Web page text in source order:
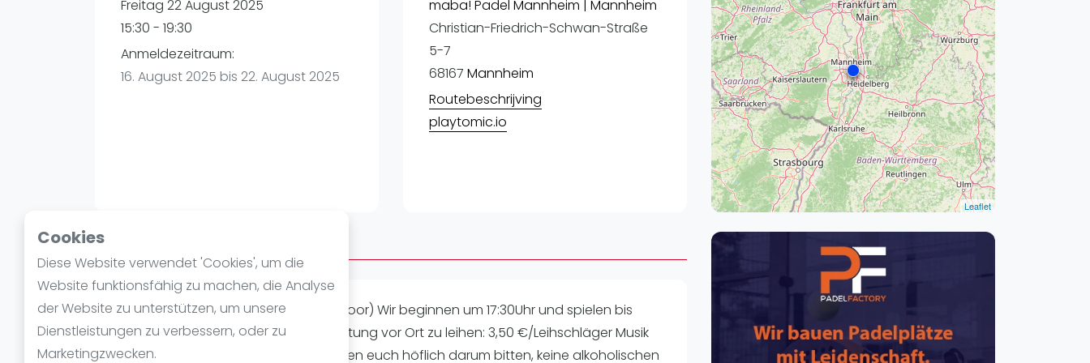
Cookies
Diese Website verwendet 'Cookies', um die
Website funktionsfähig zu machen, die Analyse
der Website zu unterstützen, um unsere
Dienstleistungen zu verbessern, oder zu
Marketingzwecken.
Verschiedenes
Leipzig
Dortmund
Essen
Freitag 22 August 2025
15:30 - 19:30
Anmeldezeitraum:
16. August 2025 bis 22. August 2025
maba! Padel Mannheim | Mannheim
Christian-Friedrich-Schwan-Straße
5-7
68167 Mannheim
Routebeschrijving
playtomic.io
Leaflet
Über AFTERWORK FREITAG
AFTER WORK PADEL (1 INDOOR, 3 Outdoor) Wir beginnen um 17:30Uhr und spielen bis
21:30Uhr. Spielstärke: Alle Level Ausrüstung vor Ort zu leihen: 3,50 €/Leihschläger Musik
und ganz viel Padelspaß! Wir möchten euch höflich darum bitten, keine alkoholischen